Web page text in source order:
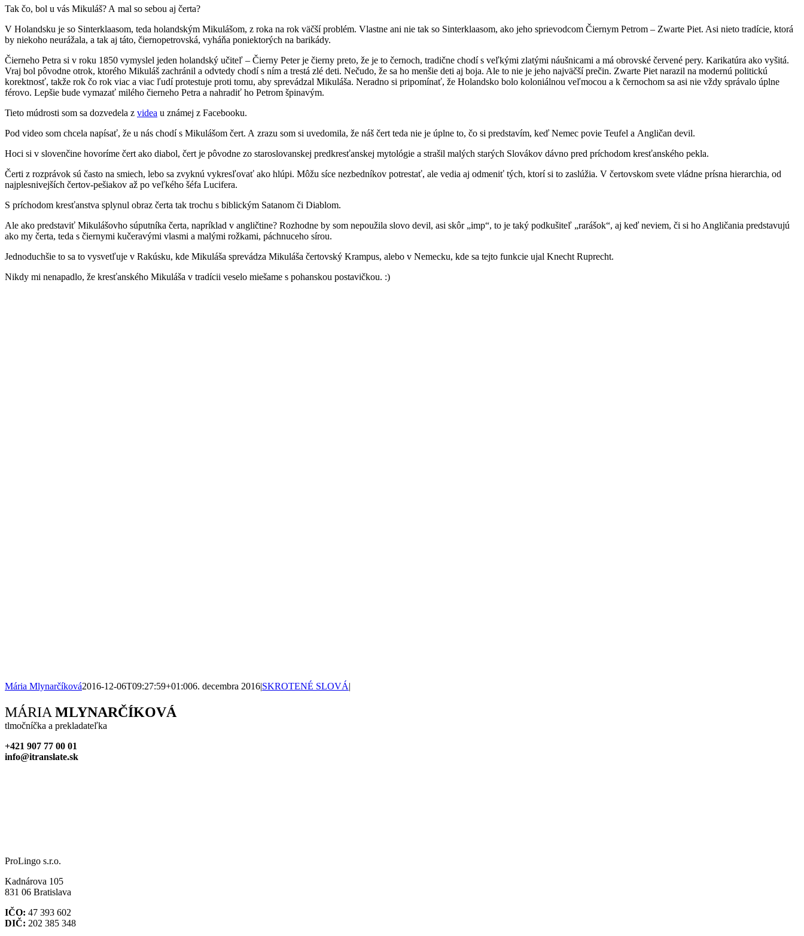
Tak čo, bol u vás Mikuláš? A mal so sebou aj čerta?
V Holandsku je so Sinterklaasom, teda holandským Mikulášom, z roka na rok väčší problém. Vlastne ani nie tak so Sinterklaasom, ako jeho sprievodcom Čiernym Petrom – Zwarte Piet. Asi nieto tradície, ktorá
by niekoho neurážala, a tak aj táto, čiernopetrovská, vyháňa poniektorých na barikády.
Čierneho Petra si v roku 1850 vymyslel jeden holandský učiteľ – Čierny Peter je čierny preto, že je to černoch, tradične chodí s veľkými zlatými náušnicami a má obrovské červené pery. Karikatúra ako vyšitá.
Vraj bol pôvodne otrok, ktorého Mikuláš zachránil a odvtedy chodí s ním a trestá zlé deti. Nečudo, že sa ho menšie deti aj boja. Ale to nie je jeho najväčší prečin. Zwarte Piet narazil na modernú politickú
korektnosť, takže rok čo rok viac a viac ľudí protestuje proti tomu, aby sprevádzal Mikuláša. Neradno si pripomínať, že Holandsko bolo koloniálnou veľmocou a k černochom sa asi nie vždy správalo úplne
férovo. Lepšie bude vymazať milého čierneho Petra a nahradiť ho Petrom špinavým.
Tieto múdrosti som sa dozvedela z videa u známej z Facebooku.
Pod video som chcela napísať, že u nás chodí s Mikulášom čert. A zrazu som si uvedomila, že náš čert teda nie je úplne to, čo si predstavím, keď Nemec povie Teufel a Angličan devil.
Hoci si v slovenčine hovoríme čert ako diabol, čert je pôvodne zo staroslovanskej predkresťanskej mytológie a strašil malých starých Slovákov dávno pred príchodom kresťanského pekla.
Čerti z rozprávok sú často na smiech, lebo sa zvyknú vykresľovať ako hlúpi. Môžu síce nezbedníkov potrestať, ale vedia aj odmeniť tých, ktorí si to zaslúžia. V čertovskom svete vládne prísna hierarchia, od
najplesnivejších čertov-pešiakov až po veľkého šéfa Lucifera.
S príchodom kresťanstva splynul obraz čerta tak trochu s biblickým Satanom či Diablom.
Ale ako predstaviť Mikulášovho súputníka čerta, napríklad v angličtine? Rozhodne by som nepoužila slovo devil, asi skôr „imp“, to je taký podkušiteľ „rarášok“, aj keď neviem, či si ho Angličania predstavujú
ako my čerta, teda s čiernymi kučeravými vlasmi a malými rožkami, páchnuceho sírou.
Jednoduchšie to sa to vysvetľuje v Rakúsku, kde Mikuláša sprevádza Mikuláša čertovský Krampus, alebo v Nemecku, kde sa tejto funkcie ujal Knecht Ruprecht.
Nikdy mi nenapadlo, že kresťanského Mikuláša v tradícii veselo miešame s pohanskou postavičkou. :)
Mária Mlynarčíková2016-12-06T09:27:59+01:006. decembra 2016|SKROTENÉ SLOVÁ|
Facebook
X
Reddit
LinkedIn
WhatsApp
Tumblr
Pinterest
Vk
Xing
Email
MÁRIA MLYNARČÍKOVÁ
tlmočníčka a prekladateľka
+421 907 77 00 01
info@itranslate.sk
ProLingo s.r.o.
Kadnárova 105
831 06 Bratislava
IČO: 47 393 602
DIČ: 202 385 348